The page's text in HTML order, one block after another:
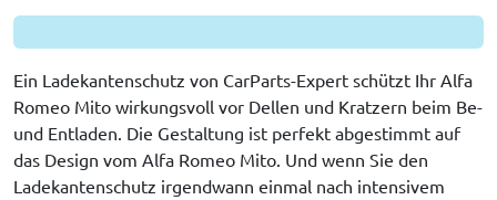
Ein Ladekantenschutz von CarParts-Expert schützt Ihr Alfa
Romeo Mito wirkungsvoll vor Dellen und Kratzern beim Be-
und Entladen. Die Gestaltung ist perfekt abgestimmt auf
das Design vom Alfa Romeo Mito. Und wenn Sie den
Ladekantenschutz irgendwann einmal nach intensivem